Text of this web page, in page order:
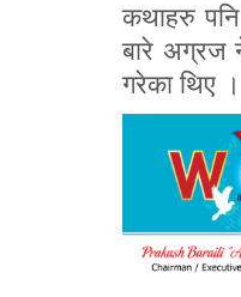
कथाहरु
बारे अग्रज
गरेका थिए ।